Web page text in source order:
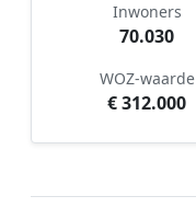
Inwoners
70.030
WOZ-waarde
€ 312.000